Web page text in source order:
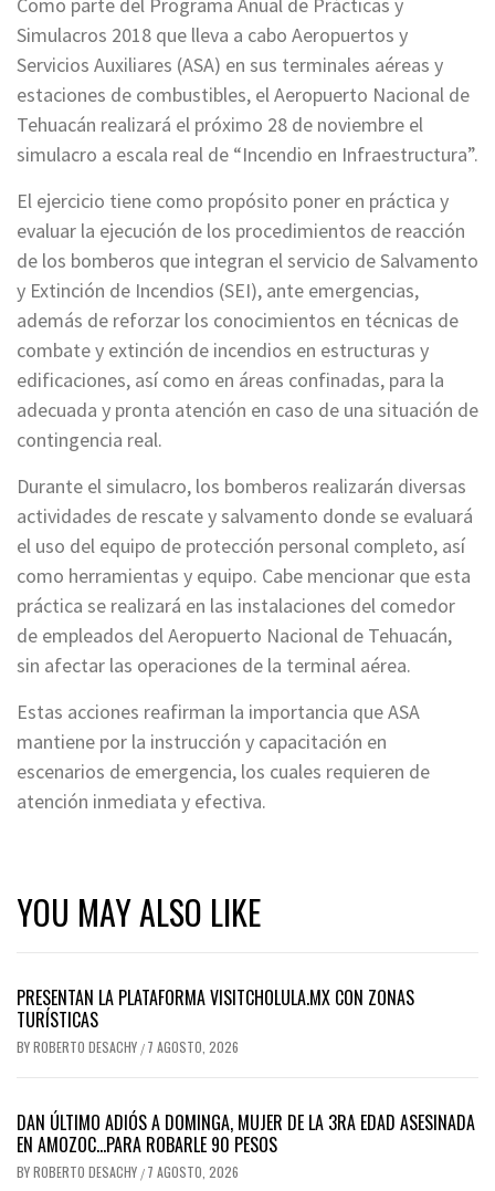
Como parte del Programa Anual de Prácticas y
Simulacros 2018 que lleva a cabo Aeropuertos y
Servicios Auxiliares (ASA) en sus terminales aéreas y
estaciones de combustibles, el Aeropuerto Nacional de
Tehuacán realizará el próximo 28 de noviembre el
simulacro a escala real de “Incendio en Infraestructura”.
El ejercicio tiene como propósito poner en práctica y
evaluar la ejecución de los procedimientos de reacción
de los bomberos que integran el servicio de Salvamento
y Extinción de Incendios (SEI), ante emergencias,
además de reforzar los conocimientos en técnicas de
combate y extinción de incendios en estructuras y
edificaciones, así como en áreas confinadas, para la
adecuada y pronta atención en caso de una situación de
contingencia real.
Durante el simulacro, los bomberos realizarán diversas
actividades de rescate y salvamento donde se evaluará
el uso del equipo de protección personal completo, así
como herramientas y equipo. Cabe mencionar que esta
práctica se realizará en las instalaciones del comedor
de empleados del Aeropuerto Nacional de Tehuacán,
sin afectar las operaciones de la terminal aérea.
Estas acciones reafirman la importancia que ASA
mantiene por la instrucción y capacitación en
escenarios de emergencia, los cuales requieren de
atención inmediata y efectiva.
YOU MAY ALSO LIKE
PRESENTAN LA PLATAFORMA VISITCHOLULA.MX CON ZONAS
TURÍSTICAS
BYROBERTO DESACHY / 7 AGOSTO, 2026
DAN ÚLTIMO ADIÓS A DOMINGA, MUJER DE LA 3RA EDAD ASESINADA
EN AMOZOC…PARA ROBARLE 90 PESOS
BYROBERTO DESACHY / 7 AGOSTO, 2026